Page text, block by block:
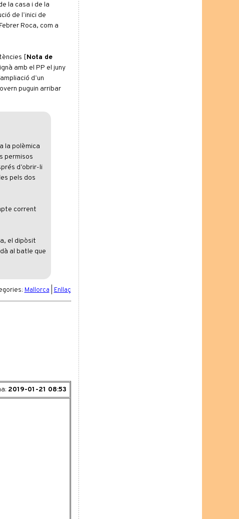
la casa i de la
de l’inici de
Roca, com a
[Nota de
amb el PP el juny
d’un
puguin arribar
la polèmica
permisos
d’obrir-li
pels dos
corrent
el dipòsit
al batle que
Mallorca Enllaç
2019-01-21 08:53